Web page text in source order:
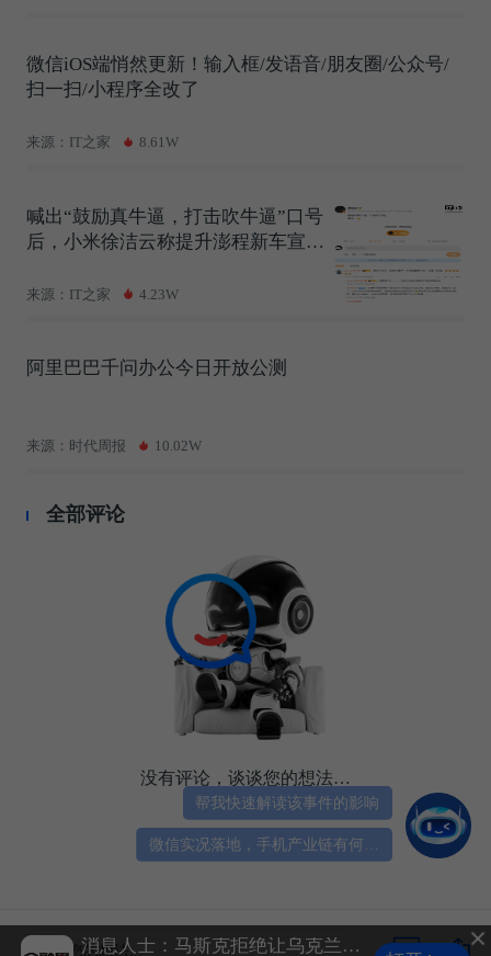
微信iOS端悄然更新！输入框/发语音/朋友圈/公众号/
扫一扫/小程序全改了
来源：IT之家 8.61W
喊出“鼓励真牛逼，打击吹牛逼”口号
后，小米徐洁云称提升澎程新车宣传
来源：IT之家 4.23W
阿里巴巴千问办公今日开放公测
来源：时代周报 10.02W
全部评论
没有评论，谈谈您的想法…
谈谈您的想法...
帮我快速解读该事件的影响
微信实况落地，手机产业链有何机会？
李大霄警告散户不要碰ST股：瞧都不要瞧，建议散户每天默念“做好人买好股得好报”，念到1万遍“有奇效” 消息人士：马斯克拒绝让乌克兰用“星链”打击俄境内目标